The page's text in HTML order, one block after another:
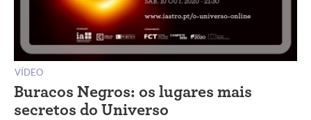
VÍDEO
Buracos Negros: os lugares mais
secretos do Universo